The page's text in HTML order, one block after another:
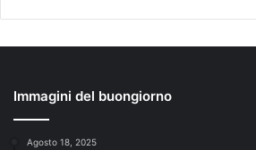
Immagini del buongiorno
Agosto 18, 2025